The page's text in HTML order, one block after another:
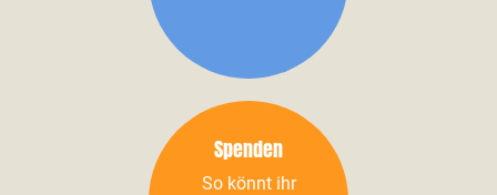
Spenden
So könnt ihr